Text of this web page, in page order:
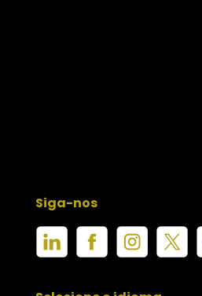
Siga-nos